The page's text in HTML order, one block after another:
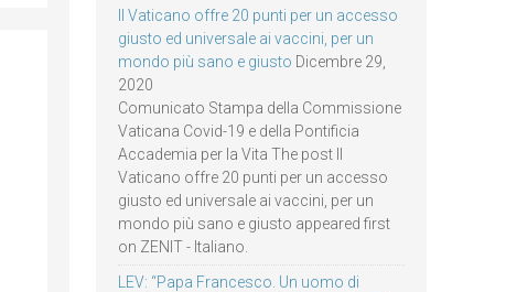
Il Vaticano offre 20 punti per un accesso
giusto ed universale ai vaccini, per un
mondo più sano e giusto Dicembre 29,
2020
Comunicato Stampa della Commissione
Vaticana Covid-19 e della Pontificia
Accademia per la Vita The post Il
Vaticano offre 20 punti per un accesso
giusto ed universale ai vaccini, per un
mondo più sano e giusto appeared first
on ZENIT - Italiano.
LEV: “Papa Francesco. Un uomo di